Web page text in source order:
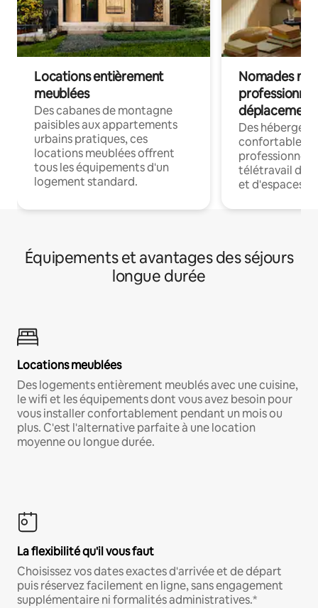
Locations entièrement
meublées
Des cabanes de montagne
paisibles aux appartements
urbains pratiques, ces
locations meublées offrent
tous les équipements d'un
logement standard.
Nomades
déplacement
Des
confortables
professionnels
télétravail
et d'espaces
Équipements et avantages des séjours
longue durée
Locations meublées
Des logements entièrement meublés avec une cuisine,
le wifi et les équipements dont vous avez besoin pour
vous installer confortablement pendant un mois ou
plus. C'est l'alternative parfaite à une location
moyenne ou longue durée.
La flexibilité qu'il vous faut
Choisissez vos dates exactes d'arrivée et de départ
puis réservez facilement en ligne, sans engagement
supplémentaire ni formalités administratives.*